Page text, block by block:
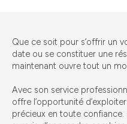
Que ce soit pour s’offrir un
date ou se constituer une
maintenant ouvre tout un
Avec son service
offre l’opportunité
précieux en toute